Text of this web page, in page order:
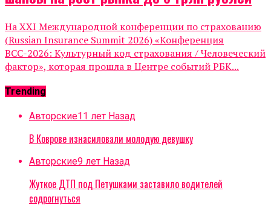
На XXI Международной конференции по страхованию
(Russian Insurance Summit 2026) «Конференция
ВСС-2026: Культурный код страхования / Человеческий
фактор», которая прошла в Центре событий РБК...
Trending
Авторские11 лет Назад
В Коврове изнасиловали молодую девушку
Авторские9 лет Назад
Жуткое ДТП под Петушками заставило водителей
содрогнуться